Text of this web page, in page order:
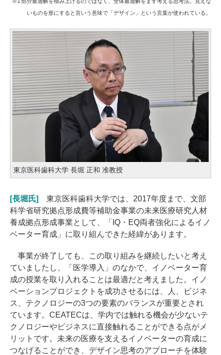
いものを形にすると言いう意味で「デザイン」という言葉が使われている。
東京医科歯科大学 長堀 正和 准教授
[長堀氏]
東京医科歯科大学では、2017年度まで、文部
科学省研究拠点形成費等補助金事業の未来医療研究人材
養成拠点形成事業として、「IQ・EQ両者強化によるイノ
ベーター育成」に取り組んできた経緯があります。
事業が終了しても、この取り組みを継続したいと考え
ていましたし、「医学導入」のなかで、イノベーター育
成の授業を取り入れることは最適だと考えました。イノ
ベーションプロジェクトを成功させるには、人、ビジネ
ス、テクノロジーの3つの要素のバランスが重要とされ
ています。CEATECは、学内では触れる機会が少ないテ
クノロジーやビジネスに直接触れることができる点がメ
リットです。未来の医療を支えるイノベーターの育成に
つなげることができ、デザイン思考のアプローチを体験